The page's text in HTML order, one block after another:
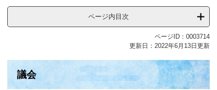
ページ内目次
ページID：0003714
更新日：2022年6月13日更新
議会